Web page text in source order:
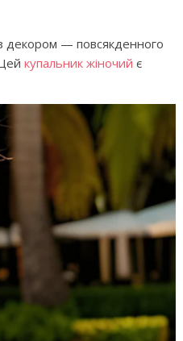
декором — повсякденного
купальник жіночий є
українські колискові
для дітей (слова та